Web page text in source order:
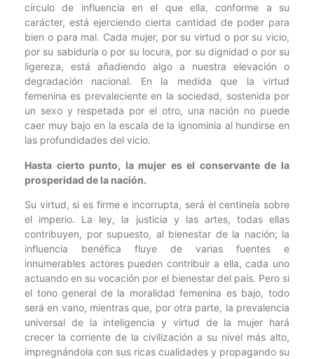
círculo de influencia en el que ella, conforme a su
carácter, está ejerciendo cierta cantidad de poder para
bien o para mal. Cada mujer, por su virtud o por su vicio,
por su sabiduría o por su locura, por su dignidad o por su
ligereza, está añadiendo algo a nuestra elevación o
degradación nacional. En la medida que la virtud
femenina es prevaleciente en la sociedad, sostenida por
un sexo y respetada por el otro, una nación no puede
caer muy bajo en la escala de la ignominia al hundirse en
las profundidades del vicio.
Hasta cierto punto, la mujer es el conservante de la
prosperidad de la nación.
Su virtud, si es firme e incorrupta, será el centinela sobre
el imperio. La ley, la justicia y las artes, todas ellas
contribuyen, por supuesto, al bienestar de la nación; la
influencia benéfica fluye de varias fuentes e
innumerables actores pueden contribuir a ella, cada uno
actuando en su vocación por el bienestar del país. Pero si
el tono general de la moralidad femenina es bajo, todo
será en vano, mientras que, por otra parte, la prevalencia
universal de la inteligencia y virtud de la mujer hará
crecer la corriente de la civilización a su nivel más alto,
impregnándola con sus ricas cualidades y propagando su